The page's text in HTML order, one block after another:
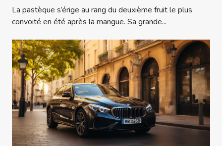
La pastèque s’érige au rang du deuxième fruit le plus
convoité en été après la mangue. Sa grande...